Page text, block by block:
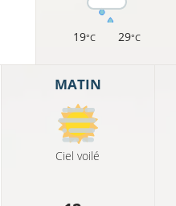
19°C 29°C
MATIN
Ciel voilé